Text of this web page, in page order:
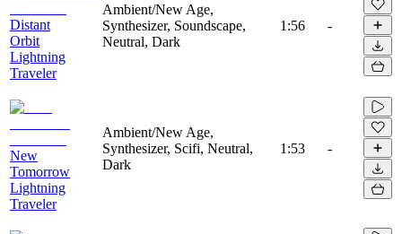
Distant
Orbit
Lightning
Traveler
Ambient/New Age,
Synthesizer, Soundscape,
Neutral, Dark
1:56 -
New
Tomorrow
Lightning
Traveler
Ambient/New Age,
Synthesizer, Scifi, Neutral,
Dark
1:53 -